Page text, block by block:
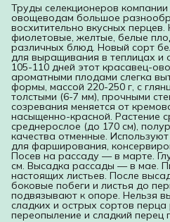
Труды селекционеров
овощеводам большое
восхитительно вкусных
фиолетовые, желтые, белые
различных блюд. Новый сорт
для выращивания в теплицах и
105-110 дней этот красавец-
ароматными плодами слегка
формы, массой 220-250 г, с
толстыми (6-7 мм), прочными
созревания меняется от
насыщенно-красной. Растение
среднерослое (до 170 см),
качества отменные.
для фарширования,
Посев на рассаду — в марте.
см. Высадка рассады — в мае.
настоящих листьев. После
боковые побеги и листья до
подвязывают к опоре. Нельзя
сладких и острых сортов
переопыление и сладкий перец